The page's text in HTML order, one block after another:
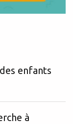
enfants
à